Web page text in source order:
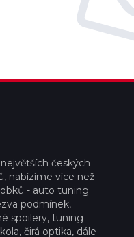
českých
nabízíme více než
- auto tuning
podmínek,
spoilery, tuning
čirá optika, dále